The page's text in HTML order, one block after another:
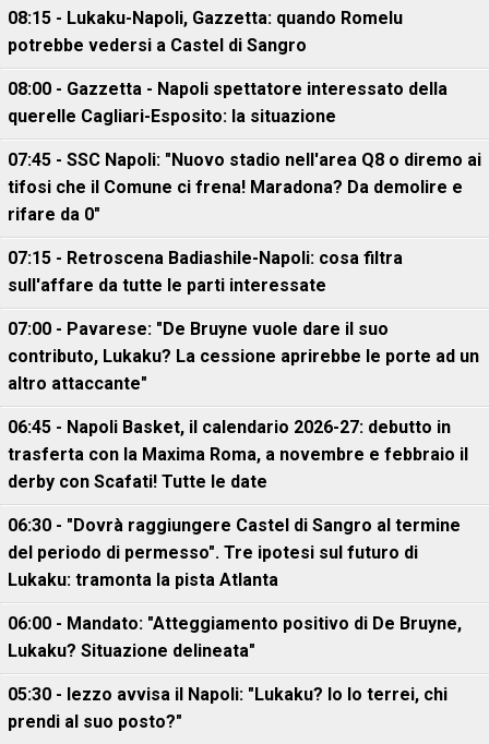
08:15 - Lukaku-Napoli, Gazzetta: quando Romelu
potrebbe vedersi a Castel di Sangro
08:00 - Gazzetta - Napoli spettatore interessato della
querelle Cagliari-Esposito: la situazione
07:45 - SSC Napoli: "Nuovo stadio nell'area Q8 o diremo ai
tifosi che il Comune ci frena! Maradona? Da demolire e
rifare da 0"
07:15 - Retroscena Badiashile-Napoli: cosa filtra
sull'affare da tutte le parti interessate
07:00 - Pavarese: "De Bruyne vuole dare il suo
contributo, Lukaku? La cessione aprirebbe le porte ad un
altro attaccante"
06:45 - Napoli Basket, il calendario 2026-27: debutto in
trasferta con la Maxima Roma, a novembre e febbraio il
derby con Scafati! Tutte le date
06:30 - "Dovrà raggiungere Castel di Sangro al termine
del periodo di permesso". Tre ipotesi sul futuro di
Lukaku: tramonta la pista Atlanta
06:00 - Mandato: "Atteggiamento positivo di De Bruyne,
Lukaku? Situazione delineata"
05:30 - Iezzo avvisa il Napoli: "Lukaku? Io lo terrei, chi
prendi al suo posto?"